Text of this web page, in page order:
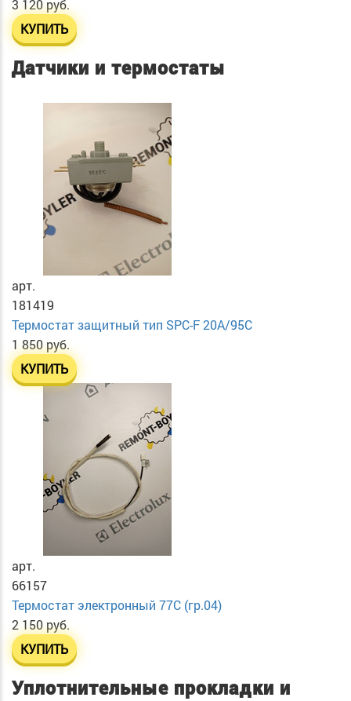
3 120 руб.
КУПИТЬ
Датчики и термостаты
арт.
181419
Термостат защитный тип SPC-F 20A/95C
1 850 руб.
КУПИТЬ
арт.
66157
Термостат электронный 77C (гр.04)
2 150 руб.
КУПИТЬ
Уплотнительные прокладки и